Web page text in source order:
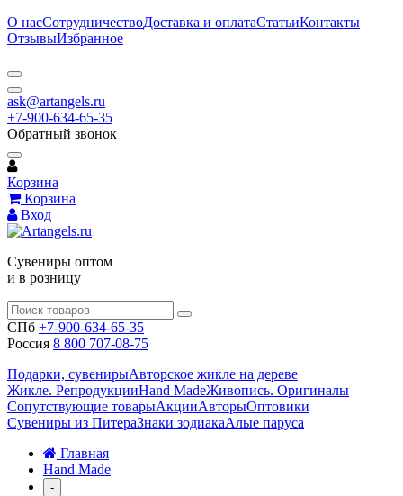
О насСотрудничествоДоставка и оплатаСтатьиКонтакты
ОтзывыИзбранное
ask@artangels.ru
+7-900-634-65-35
Обратный звонок
Корзина
Корзина
Вход
Сувениры оптом
и в розницу
СПб +7-900-634-65-35
Россия 8 800 707-08-75
Подарки, сувенирыАвторское жикле на дереве
Жикле. РепродукцииHand MadeЖивопись. Оригиналы
Сопутствующие товарыАкцииАвторыОптовики
Сувениры из ПитераЗнаки зодиакаАлые паруса
Главная
Hand Made
-